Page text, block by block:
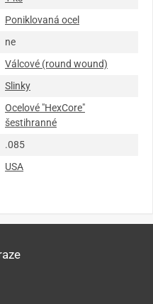
Poniklovaná ocel
ne
Válcové (round wound)
Slinky
Ocelové "HexCore"
šestihranné
.085
USA